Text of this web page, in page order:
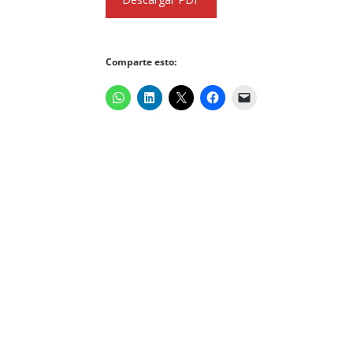
Comparte esto: